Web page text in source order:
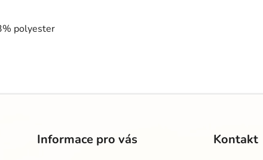
polyester
Informace pro vás Kontakt